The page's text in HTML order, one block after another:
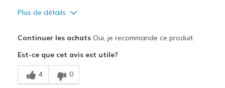
Plus de détails
Comfortable
Stylish
Continuer les achatsOui, je recommande ce produit
Est-ce que cet avis est utile?
4 0